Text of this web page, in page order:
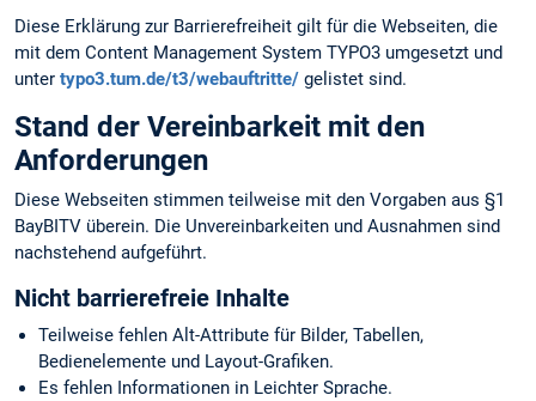
Diese Erklärung zur Barrierefreiheit gilt für die Webseiten, die
mit dem Content Management System TYPO3 umgesetzt und
unter typo3.tum.de/t3/webauftritte/ gelistet sind.
Stand der Vereinbarkeit mit den
Anforderungen
Diese Webseiten stimmen teilweise mit den Vorgaben aus §1
BayBITV überein. Die Unvereinbarkeiten und Ausnahmen sind
nachstehend aufgeführt.
Nicht barrierefreie Inhalte
Teilweise fehlen Alt-Attribute für Bilder, Tabellen,
Bedienelemente und Layout-Grafiken.
Es fehlen Informationen in Leichter Sprache.